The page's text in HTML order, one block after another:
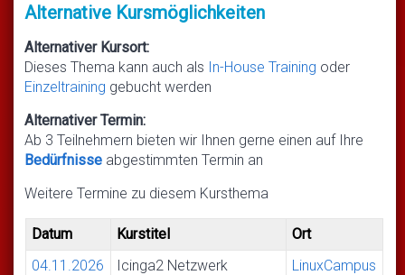
Alternative Kursmöglichkeiten
Alternativer Kursort:
Dieses Thema kann auch als In-House Training oder
Einzeltraining gebucht werden
Alternativer Termin:
Ab 3 Teilnehmern bieten wir Ihnen gerne einen auf Ihre
Bedürfnisse abgestimmten Termin an
Weitere Termine zu diesem Kursthema
Datum Kurstitel
Ort
04.11.2026
Icinga2 Netzwerk
LinuxCampus